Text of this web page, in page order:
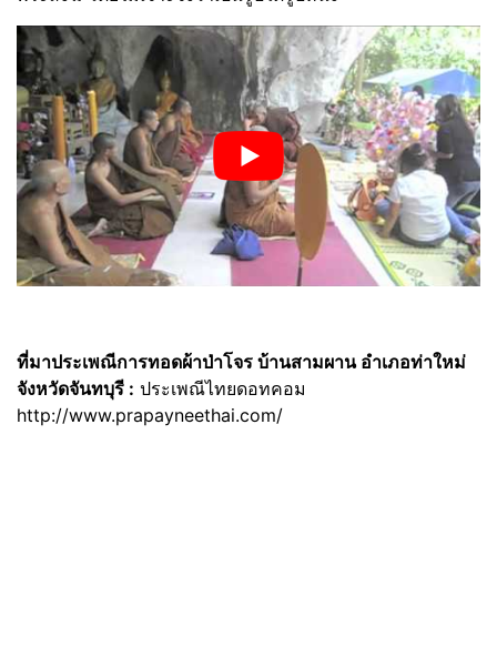
ที่มาประเพณีการทอดผ้าป่าโจร บ้านสามผาน อำเภอท่าใหม่
จังหวัดจันทบุรี : ประเพณีไทยดอทคอม
http://www.prapayneethai.com/